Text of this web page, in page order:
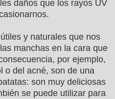
daños que los rayos UV
y naturales que nos
manchas en la cara que
por ejemplo,
o del acné, son de una
son muy deliciosas
se puede utilizar para